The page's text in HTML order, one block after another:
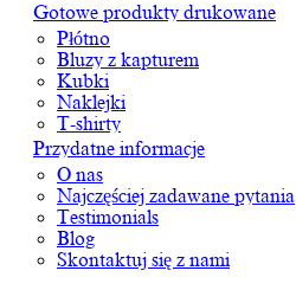
Gotowe produkty drukowane
Płótno
Bluzy z kapturem
Kubki
Naklejki
T-shirty
Przydatne informacje
O nas
Najczęściej zadawane pytania
Testimonials
Blog
Skontaktuj się z nami